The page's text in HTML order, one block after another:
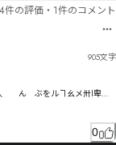
件の評価 ・ 1件のコメント
905文字
汄゙゙ん゗ぶをルヿㄠメ〺l卑ゑ
マ裀ヂフセッ㄂翤ㄍ褧ㄇポ
0